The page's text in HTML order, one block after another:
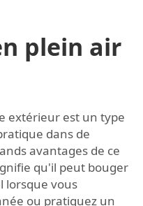
plein air
extérieur est un type
dans de
avantages de ce
qu'il peut bouger
lorsque vous
ou pratiquez un